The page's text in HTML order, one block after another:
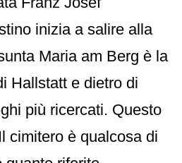
inizia a salire alla
Maria am Berg è la
Hallstatt e dietro di
più ricercati. Questo
cimitero è qualcosa di